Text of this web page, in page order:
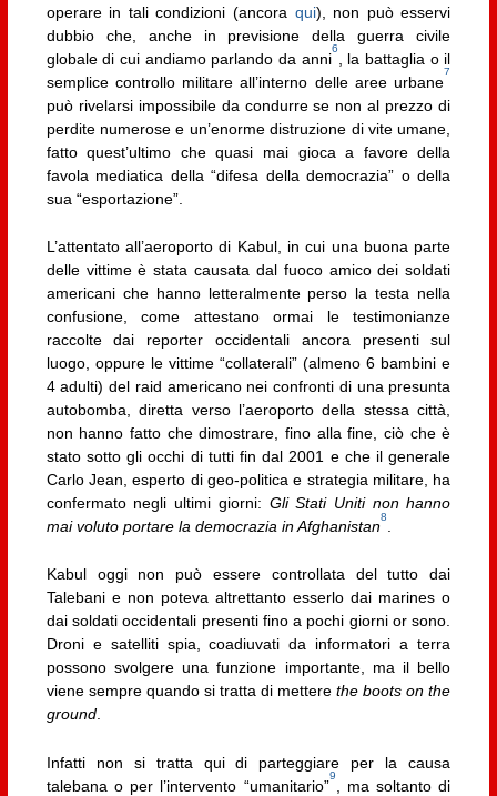
operare in tali condizioni (ancora qui), non può esservi
dubbio che, anche in previsione della guerra civile
globale di cui andiamo parlando da anni
6
, la battaglia o il
semplice controllo militare all’interno delle aree urbane
7
può rivelarsi impossibile da condurre se non al prezzo di
perdite numerose e un’enorme distruzione di vite umane,
fatto quest’ultimo che quasi mai gioca a favore della
favola mediatica della “difesa della democrazia” o della
sua “esportazione”.
L’attentato all’aeroporto di Kabul, in cui una buona parte
delle vittime è stata causata dal fuoco amico dei soldati
americani che hanno letteralmente perso la testa nella
confusione, come attestano ormai le testimonianze
raccolte dai reporter occidentali ancora presenti sul
luogo, oppure le vittime “collaterali” (almeno 6 bambini e
4 adulti) del raid americano nei confronti di una presunta
autobomba, diretta verso l’aeroporto della stessa città,
non hanno fatto che dimostrare, fino alla fine, ciò che è
stato sotto gli occhi di tutti fin dal 2001 e che il generale
Carlo Jean, esperto di geo-politica e strategia militare, ha
confermato negli ultimi giorni: Gli Stati Uniti non hanno
mai voluto portare la democrazia in Afghanistan
8
Kabul oggi non può essere controllata del tutto dai
Talebani e non poteva altrettanto esserlo dai marines o
dai soldati occidentali presenti fino a pochi giorni or sono.
Droni e satelliti spia, coadiuvati da informatori a terra
possono svolgere una funzione importante, ma il bello
viene sempre quando si tratta di metterethe boots on the
ground.
Infatti non si tratta qui di parteggiare per la causa
talebana o per l’intervento “umanitario”
9
, ma soltanto di